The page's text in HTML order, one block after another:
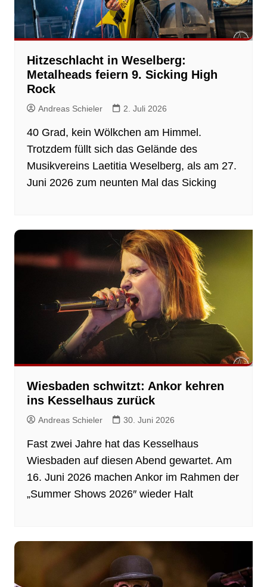
Hitzeschlacht in Weselberg:
Metalheads feiern 9. Sicking High
Rock
Andreas Schieler 2. Juli 2026
40 Grad, kein Wölkchen am Himmel.
Trotzdem füllt sich das Gelände des
Musikvereins Laetitia Weselberg, als am 27.
Juni 2026 zum neunten Mal das Sicking
Wiesbaden schwitzt: Ankor kehren
ins Kesselhaus zurück
Andreas Schieler 30. Juni 2026
Fast zwei Jahre hat das Kesselhaus
Wiesbaden auf diesen Abend gewartet. Am
16. Juni 2026 machen Ankor im Rahmen der
„Summer Shows 2026″ wieder Halt